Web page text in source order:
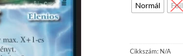
Normál Foil
Cikkszám: N/A